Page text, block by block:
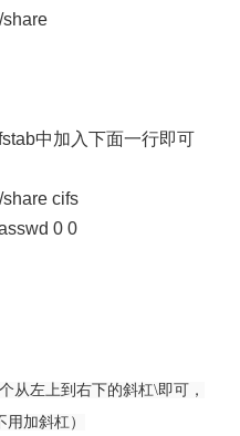
share
中加入下面一行即可
cifs
0 0
从左上到右下的斜杠\即可，
加斜杠）